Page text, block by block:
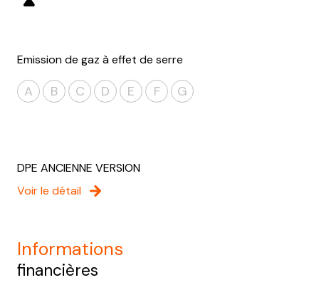
Emission de gaz à effet de serre
A B C D E F G
DPE ANCIENNE VERSION
Voir le détail
informations
financières